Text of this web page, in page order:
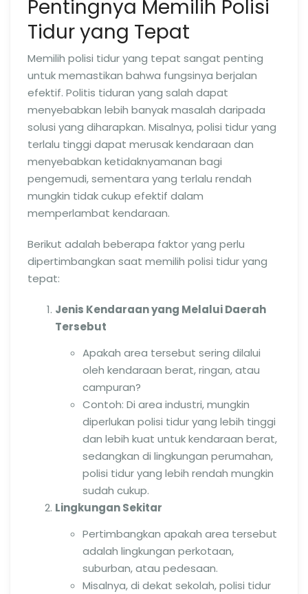
Pentingnya Memilih Polisi
Tidur yang Tepat
Memilih polisi tidur yang tepat sangat penting
untuk memastikan bahwa fungsinya berjalan
efektif. Politis tiduran yang salah dapat
menyebabkan lebih banyak masalah daripada
solusi yang diharapkan. Misalnya, polisi tidur yang
terlalu tinggi dapat merusak kendaraan dan
menyebabkan ketidaknyamanan bagi
pengemudi, sementara yang terlalu rendah
mungkin tidak cukup efektif dalam
memperlambat kendaraan.
Berikut adalah beberapa faktor yang perlu
dipertimbangkan saat memilih polisi tidur yang
tepat:
Jenis Kendaraan yang Melalui Daerah
Tersebut
Apakah area tersebut sering dilalui
oleh kendaraan berat, ringan, atau
campuran?
Contoh: Di area industri, mungkin
diperlukan polisi tidur yang lebih tinggi
dan lebih kuat untuk kendaraan berat,
sedangkan di lingkungan perumahan,
polisi tidur yang lebih rendah mungkin
sudah cukup.
Lingkungan Sekitar
Pertimbangkan apakah area tersebut
adalah lingkungan perkotaan,
suburban, atau pedesaan.
Misalnya, di dekat sekolah, polisi tidur